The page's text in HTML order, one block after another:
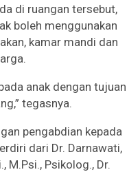
di ruangan tersebut,
boleh menggunakan
kamar mandi dan
anak dengan tujuan
tegasnya.
pengabdian kepada
dari Dr. Darnawati,
M.Psi., Psikolog., Dr.